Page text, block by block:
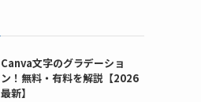
Canva文字のグラデーショ
ン！無料・有料を解説【2026
最新】